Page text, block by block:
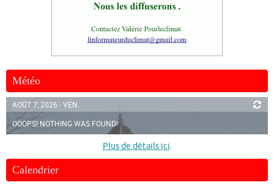
Météo
AOÛT 7, 2026 - VEN.
OOOPS! NOTHING WAS FOUND!
Plus de détails ici.
Calendrier